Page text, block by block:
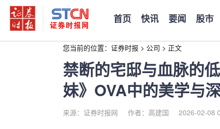
首页 快讯 要闻 股市
您当前的位置： 证券时报 > 公司 > 正文
禁断的宅邸与血脉的
妹》OVA中的美学与
来源：证券时报网 作者：高建国 2026-02-08